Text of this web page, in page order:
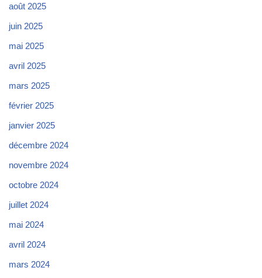
août 2025
juin 2025
mai 2025
avril 2025
mars 2025
février 2025
janvier 2025
décembre 2024
novembre 2024
octobre 2024
juillet 2024
mai 2024
avril 2024
mars 2024